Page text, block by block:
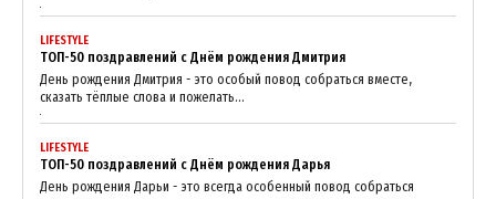
LIFESTYLE
ТОП-50 поздравлений с Днём рождения Дмитрия
День рождения Дмитрия - это особый повод собраться вместе,
сказать тёплые слова и пожелать...
LIFESTYLE
ТОП-50 поздравлений с Днём рождения Дарья
День рождения Дарьи - это всегда особенный повод собраться